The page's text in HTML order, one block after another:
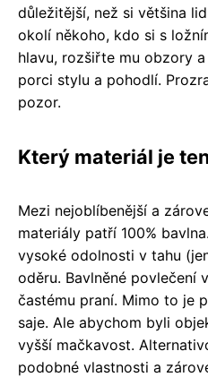
důležitější, než si většina
okolí někoho, kdo si s
hlavu, rozšiřte mu obzory
porci stylu a pohodlí.
pozor.
Který materiál je
Mezi nejoblíbenější a
materiály patří 100%
vysoké odolnosti v tahu
oděru. Bavlněné povlečení
častému praní. Mimo to je
saje. Ale abychom byli
vyšší mačkavost.
podobné vlastnosti a